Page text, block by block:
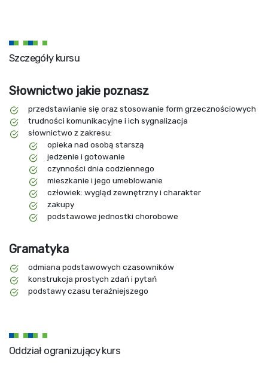
Szczegóły kursu
Słownictwo jakie poznasz
przedstawianie się oraz stosowanie form grzecznościowych
trudności komunikacyjne i ich sygnalizacja
słownictwo z zakresu:
opieka nad osobą starszą
jedzenie i gotowanie
czynności dnia codziennego
mieszkanie i jego umeblowanie
człowiek: wygląd zewnętrzny i charakter
zakupy
podstawowe jednostki chorobowe
Gramatyka
odmiana podstawowych czasowników
konstrukcja prostych zdań i pytań
podstawy czasu teraźniejszego
Oddział ogranizujący kurs